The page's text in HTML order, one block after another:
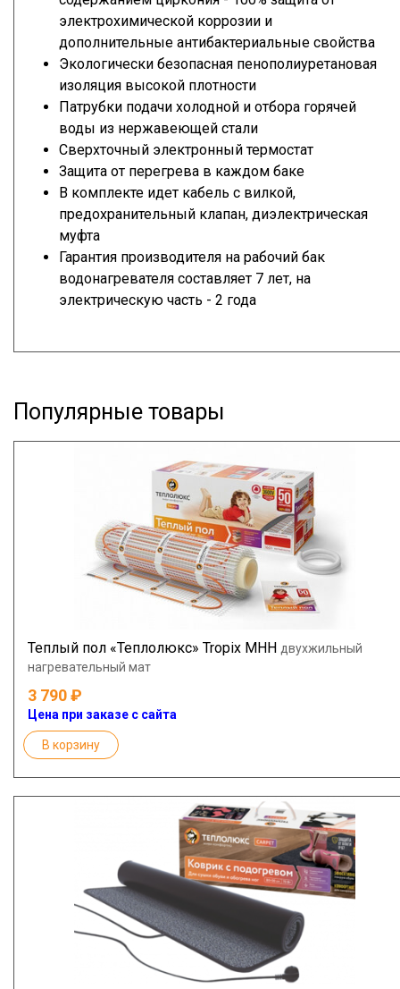
электрохимической коррозии и
дополнительные антибактериальные свойства
Экологически безопасная пенополиуретановая
изоляция высокой плотности
Патрубки подачи холодной и отбора горячей
воды из нержавеющей стали
Сверхточный электронный термостат
Защита от перегрева в каждом баке
В комплекте идет кабель с вилкой,
предохранительный клапан, диэлектрическая
муфта
Гарантия производителя на рабочий бак
водонагревателя составляет 7 лет, на
электрическую часть - 2 года
Популярные товары
Теплый пол «Теплолюкс» Tropix МНН двухжильный
нагревательный мат
3 790
Цена при заказе с сайта
В корзину